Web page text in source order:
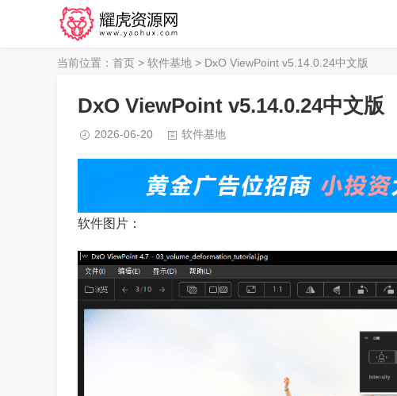
当前位置： 首页 > 软件基地 > DxO ViewPoint v5.14.0.24中文版
DxO ViewPoint v5.14.0.24中文版
2026-06-20 软件基地
软件图片：